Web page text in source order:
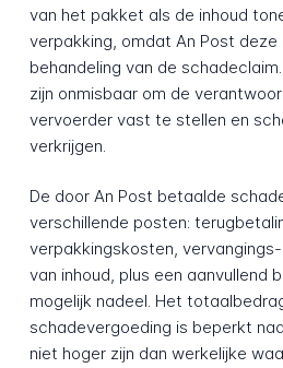
van het pakket als de inhoud
verpakking, omdat An Post deze
behandeling van de
zijn onmisbaar om de
vervoerder vast te stellen en
verkrijgen.
De door An Post betaalde
verschillende posten:
verpakkingskosten,
van inhoud, plus een aanvullend
mogelijk nadeel. Het
schadevergoeding is beperkt
niet hoger zijn dan werkelijke